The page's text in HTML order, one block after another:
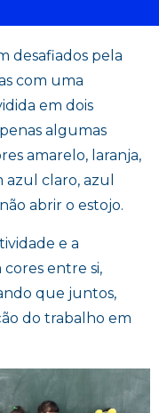
desafiados pela
com uma
em dois
algumas
amarelo, laranja,
claro, azul
abrir o estojo.
e a
entre si,
que juntos,
do trabalho em